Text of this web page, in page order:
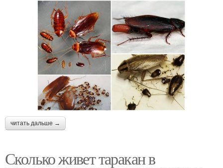
читать дальше →
Сколько живет таракан в